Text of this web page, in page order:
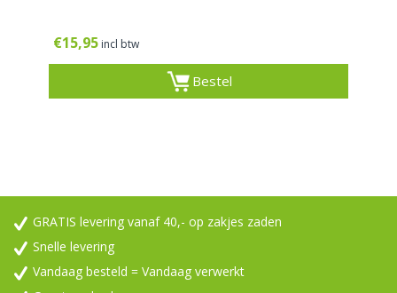
€15,95 incl btw
Bestel
GRATIS levering vanaf 40,- op zakjes zaden
Snelle levering
Vandaag besteld = Vandaag verwerkt